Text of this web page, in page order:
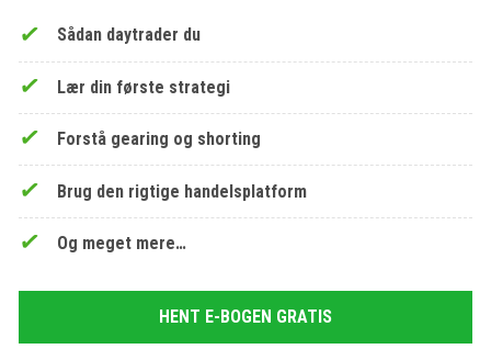
Sådan daytrader du
Lær din første strategi
Forstå gearing og shorting
Brug den rigtige handelsplatform
Og meget mere…
HENT E-BOGEN GRATIS